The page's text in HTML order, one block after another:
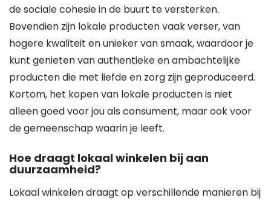
de sociale cohesie in de buurt te versterken.
Bovendien zijn lokale producten vaak verser, van
hogere kwaliteit en unieker van smaak, waardoor je
kunt genieten van authentieke en ambachtelijke
producten die met liefde en zorg zijn geproduceerd.
Kortom, het kopen van lokale producten is niet
alleen goed voor jou als consument, maar ook voor
de gemeenschap waarin je leeft.
Hoe draagt lokaal winkelen bij aan
duurzaamheid?
Lokaal winkelen draagt op verschillende manieren bij